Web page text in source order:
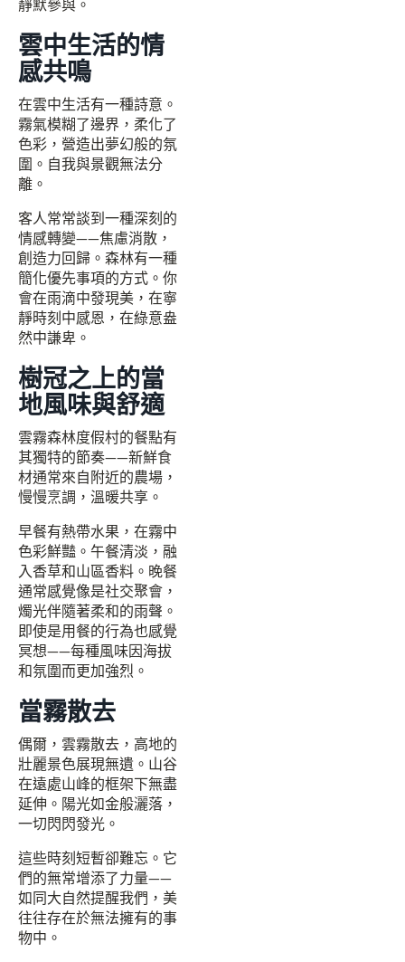
靜默參與。
雲中生活的情
感共鳴
在雲中生活有一種詩意。
霧氣模糊了邊界，柔化了
色彩，營造出夢幻般的氛
圍。自我與景觀無法分
離。
客人常常談到一種深刻的
情感轉變——焦慮消散，
創造力回歸。森林有一種
簡化優先事項的方式。你
會在雨滴中發現美，在寧
靜時刻中感恩，在綠意盎
然中謙卑。
樹冠之上的當
地風味與舒適
雲霧森林度假村的餐點有
其獨特的節奏——新鮮食
材通常來自附近的農場，
慢慢烹調，溫暖共享。
早餐有熱帶水果，在霧中
色彩鮮豔。午餐清淡，融
入香草和山區香料。晚餐
通常感覺像是社交聚會，
燭光伴隨著柔和的雨聲。
即使是用餐的行為也感覺
冥想——每種風味因海拔
和氛圍而更加強烈。
當霧散去
偶爾，雲霧散去，高地的
壯麗景色展現無遺。山谷
在遠處山峰的框架下無盡
延伸。陽光如金般灑落，
一切閃閃發光。
這些時刻短暫卻難忘。它
們的無常增添了力量——
如同大自然提醒我們，美
往往存在於無法擁有的事
物中。